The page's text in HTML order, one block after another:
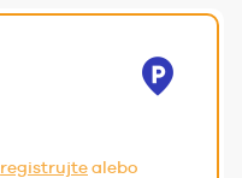
registrujtealebo